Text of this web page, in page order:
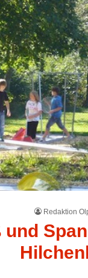
Redaktion
und